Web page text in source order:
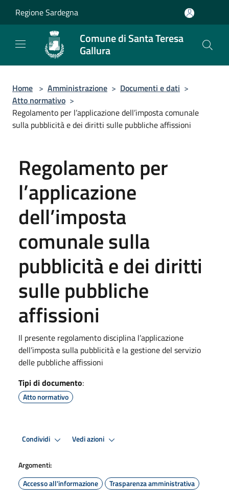
Regione Sardegna
Comune di Santa Teresa
Gallura
Home > Amministrazione > Documenti e dati >
Atto normativo >
Regolamento per l’applicazione dell’imposta comunale
sulla pubblicità e dei diritti sulle pubbliche affissioni
Regolamento per
l’applicazione
dell’imposta
comunale sulla
pubblicità e dei diritti
sulle pubbliche
affissioni
Il presente regolamento disciplina l’applicazione
dell’imposta sulla pubblicità e la gestione del servizio
delle pubbliche affissioni
Tipi di documento:
Atto normativo
Condividi Vedi azioni
Argomenti:
Accesso all'informazione
Trasparenza amministrativa